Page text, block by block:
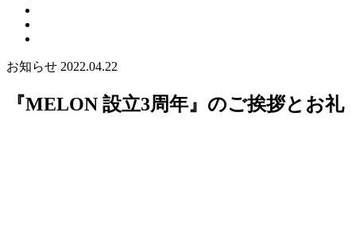
お知らせ 2022.04.22
『MELON 設立3周年』のご挨拶とお礼